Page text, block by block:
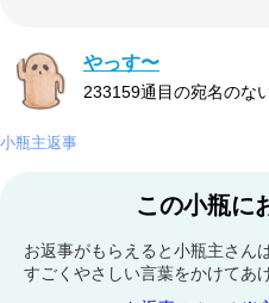
やっす〜
233159通目の宛名のな
小瓶主返事
この小瓶に
お返事がもらえると小瓶主さん
すごくやさしい言葉をかけてあ